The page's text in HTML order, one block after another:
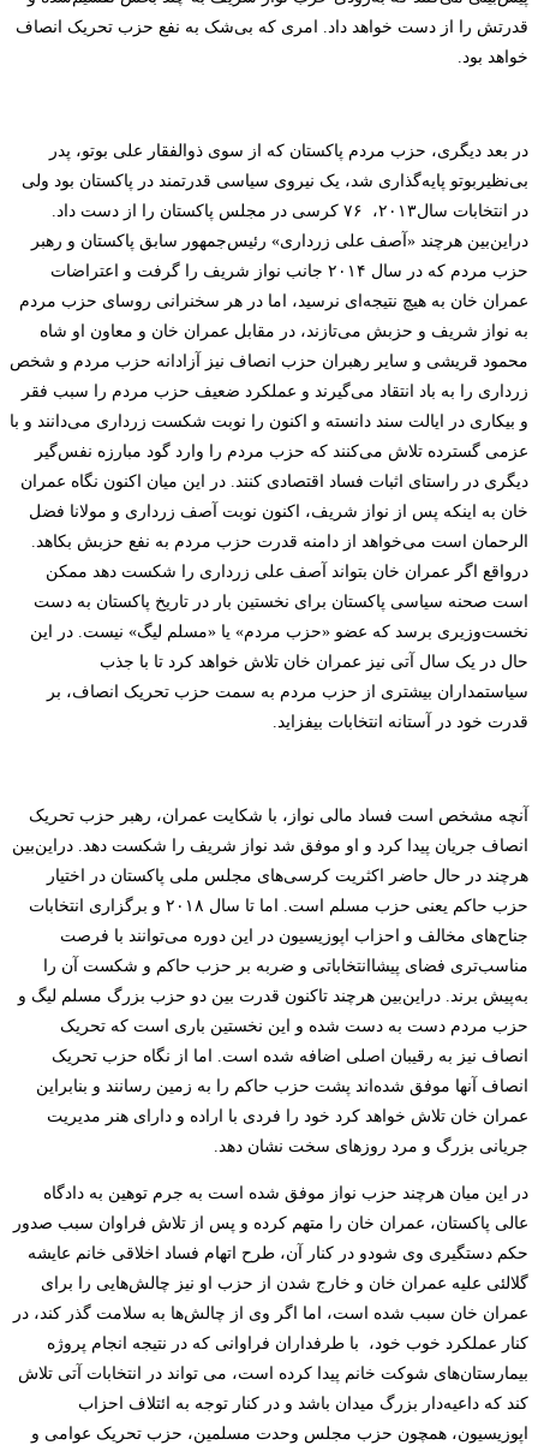
قدرتش را از دست خواهد داد. امری که بی‌شک به نفع حزب تحریک انصاف
خواهد بود.
در بعد دیگری، حزب مردم پاکستان که از سوی ذوالفقار علی بوتو، پدر
بی‌نظیربوتو پایه‌گذاری شد، یک نیروی سیاسی قدرتمند در پاکستان بود ولی
در انتخابات سال۲۰۱۳، ۷۶ کرسی در مجلس پاکستان را از دست داد.
دراین‌بین هرچند «آصف علی زرداری» رئیس‌جمهور سابق پاکستان و رهبر
حزب مردم که در سال ۲۰۱۴ جانب نواز شریف را گرفت و اعتراضات
عمران خان به هیچ نتیجه‌ای نرسید، اما در هر سخنرانی روسای حزب مردم
به نواز شریف و حزبش می‌تازند، در مقابل عمران خان و معاون او شاه
محمود قریشی و سایر رهبران حزب انصاف نیز آزادانه حزب مردم و شخص
زرداری را به باد انتقاد می‌گیرند و عملکرد ضعیف حزب مردم را سبب فقر
و بیکاری در ایالت سند دانسته و اکنون را نوبت شکست زرداری می‌دانند و با
عزمی گسترده تلاش می‌کنند که حزب مردم را وارد گود مبارزه نفس‌گیر
دیگری در راستای اثبات فساد اقتصادی کنند. در این میان اکنون نگاه عمران
خان به اینکه پس از نواز شریف، اکنون نوبت آصف زرداری و مولانا فضل
الرحمان است می‌خواهد از دامنه قدرت حزب مردم به نفع حزبش بکاهد.
درواقع اگر عمران خان بتواند آصف علی زرداری را شکست دهد ممکن
است صحنه سیاسی پاکستان برای نخستین بار در تاریخ پاکستان به دست
نخست‌وزیری ‌برسد که عضو «حزب مردم» یا «مسلم لیگ» نیست. در این
حال در یک سال آتی نیز عمران خان تلاش خواهد کرد تا با جذب
سیاستمداران بیشتری از حزب مردم به سمت حزب تحریک انصاف، بر
قدرت خود در آستانه انتخابات بیفزاید.
آنچه مشخص است فساد مالی نواز، با شکایت عمران، رهبر حزب تحریک
انصاف جریان پیدا کرد و او موفق شد نواز شریف را شکست دهد. دراین‌بین
هرچند در حال حاضر
اکثریت کرسی‌های مجلس ملی پاکستان در اختیار
حزب حاکم یعنی حزب مسلم است. اما تا سال ۲۰۱۸ و برگزاری انتخابات
جناح‌های مخالف و احزاب اپوزیسیون در این دوره می‌توانند با فرصت
مناسب‌تری فضای پیشاانتخاباتی و ضربه بر حزب حاکم و شکست آن را
به‌پیش برند. دراین‌بین هرچند تاکنون قدرت بین دو حزب بزرگ مسلم لیگ و
حزب مردم دست به دست شده و این نخستین باری است که تحریک
انصاف نیز به رقیبان اصلی اضافه شده است. اما از نگاه حزب تحریک
انصاف آنها موفق شده‌اند پشت حزب حاکم را به زمین رسانند و بنابراین
عمران خان تلاش خواهد کرد خود را فردی با اراده و دارای هنر مدیریت
جریانی بزرگ و مرد روزهای سخت نشان دهد.
در این میان هرچند حزب نواز موفق شده است به جرم توهین به دادگاه
عالی پاکستان، عمران خان را متهم کرده و پس از تلاش فراوان سبب صدور
حکم دستگیری وی شودو در کنار آن، طرح اتهام فساد اخلاقی خانم عایشه
گلالئی علیه عمران خان و خارج شدن از حزب او نیز چالش‌هایی را برای
عمران خان سبب شده است، اما اگر وی از چالش‌ها به سلامت گذر کند، در
کنار عملکرد خوب خود، با طرفداران فراوانی که در نتیجه انجام پروژه
بیمارستان‌های شوکت خانم پیدا کرده است، می تواند در انتخابات آتی تلاش
‌کند که داعیه‌دار بزرگ میدان باشد و در کنار توجه به ائتلاف احزاب
اپوزیسیون، همچون حزب مجلس وحدت مسلمین، حزب تحریک عوامی و